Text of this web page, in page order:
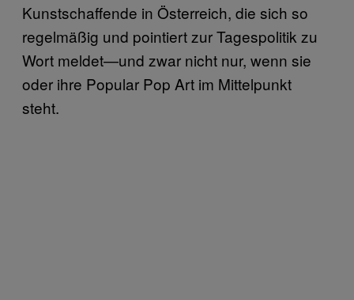
Kunstschaffende in Österreich, die sich so
regelmäßig und pointiert zur Tagespolitik zu
Wort meldet—und zwar nicht nur, wenn sie
oder ihre Popular Pop Art im Mittelpunkt
steht.